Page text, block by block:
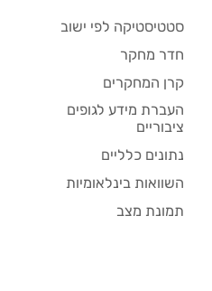
סטטיסטיקה לפי ישוב
חדר מחקר
קרן המחקרים
העברת מידע לגופים
ציבוריים
נתונים כלליים
השוואות בינלאומיות
תמונת מצב